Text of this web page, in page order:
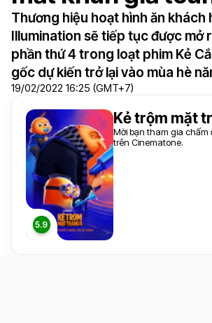
Thương hiệu hoạt hình ăn khách
Illumination sẽ tiếp tục được mở
phần thứ 4 trong loạt phim Kẻ
gốc dự kiến trở lại vào mùa hè
19/02/2022 16:25 (GMT+7)
Kẻ trộm mặt
Mời bạn tham gia chấm
trên Cinematone.